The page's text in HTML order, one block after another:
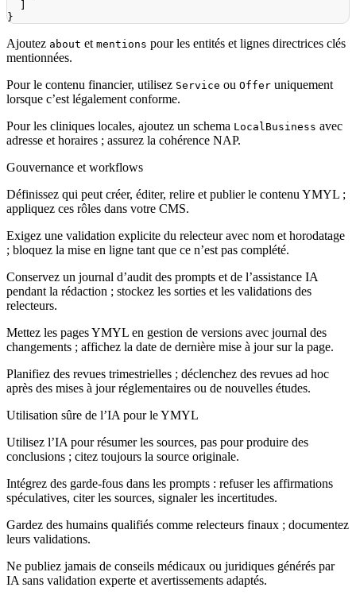
}
Ajoutez about et mentions pour les entités et lignes directrices clés
mentionnées.
Pour le contenu financier, utilisez Service ou Offer uniquement
lorsque c’est légalement conforme.
Pour les cliniques locales, ajoutez un schema LocalBusiness avec
adresse et horaires ; assurez la cohérence NAP.
Gouvernance et workflows
Définissez qui peut créer, éditer, relire et publier le contenu YMYL ;
appliquez ces rôles dans votre CMS.
Exigez une validation explicite du relecteur avec nom et horodatage
; bloquez la mise en ligne tant que ce n’est pas complété.
Conservez un journal d’audit des prompts et de l’assistance IA
pendant la rédaction ; stockez les sorties et les validations des
relecteurs.
Mettez les pages YMYL en gestion de versions avec journal des
changements ; affichez la date de dernière mise à jour sur la page.
Planifiez des revues trimestrielles ; déclenchez des revues ad hoc
après des mises à jour réglementaires ou de nouvelles études.
Utilisation sûre de l’IA pour le YMYL
Utilisez l’IA pour résumer les sources, pas pour produire des
conclusions ; citez toujours la source originale.
Intégrez des garde‑fous dans les prompts : refuser les affirmations
spéculatives, citer les sources, signaler les incertitudes.
Gardez des humains qualifiés comme relecteurs finaux ; documentez
leurs validations.
Ne publiez jamais de conseils médicaux ou juridiques générés par
IA sans validation experte et avertissements adaptés.